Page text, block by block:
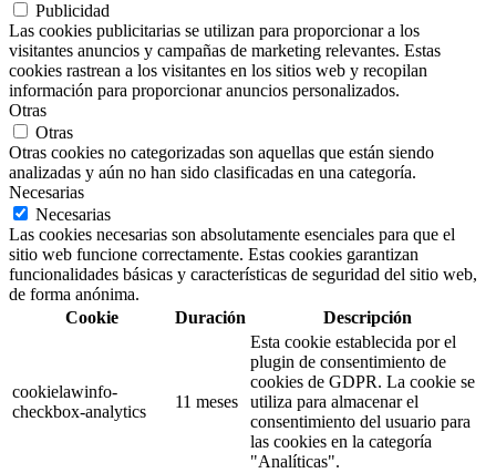
Publicidad
Las cookies publicitarias se utilizan para proporcionar a los
visitantes anuncios y campañas de marketing relevantes. Estas
cookies rastrean a los visitantes en los sitios web y recopilan
información para proporcionar anuncios personalizados.
Otras
Otras
Otras cookies no categorizadas son aquellas que están siendo
analizadas y aún no han sido clasificadas en una categoría.
Necesarias
Necesarias
Las cookies necesarias son absolutamente esenciales para que el
sitio web funcione correctamente. Estas cookies garantizan
funcionalidades básicas y características de seguridad del sitio web,
de forma anónima.
Cookie
Duración Descripción
cookielawinfo-
checkbox-analytics
11 meses
Esta cookie establecida por el
plugin de consentimiento de
cookies de GDPR. La cookie se
utiliza para almacenar el
consentimiento del usuario para
las cookies en la categoría
"Analíticas".